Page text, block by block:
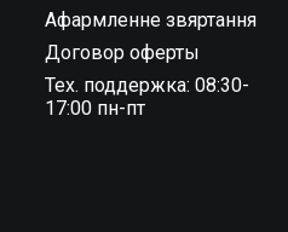
Афармленне звяртання
Договор оферты
Тех. поддержка: 08:30-
17:00 пн-пт